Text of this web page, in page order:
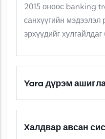
2015 оноос banking
санхүүгийн
эрхүүдийг
Yara дүрэм
Халдвар авсан